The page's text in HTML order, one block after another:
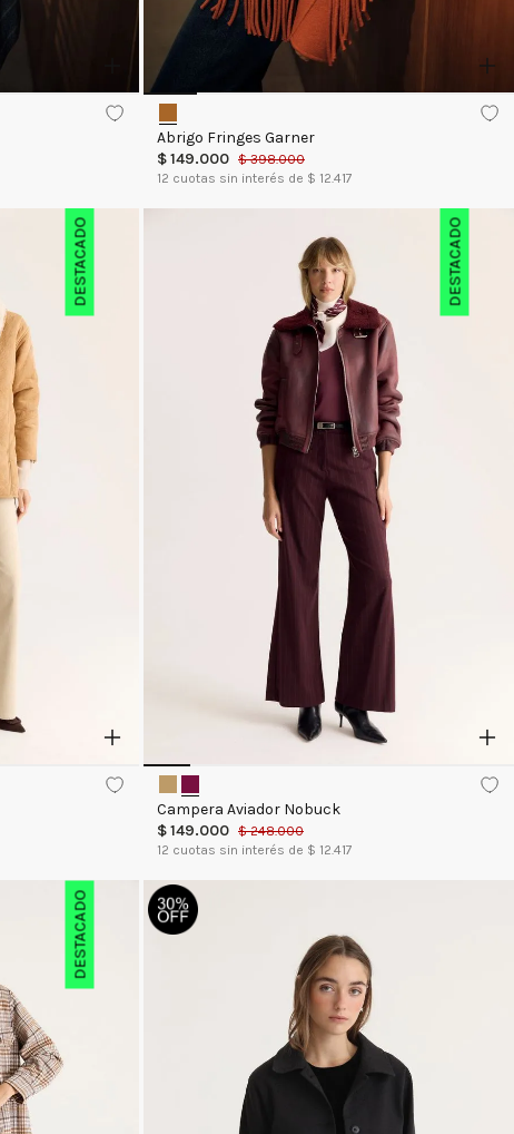
Abrigo Fringes Garner
$149.000 $ 398.000
12 cuotas sin interés de $ 12.417
DESTACADO DESTACADO
Campera Aviador Nobuck
$149.000 $ 248.000
12 cuotas sin interés de $ 12.417
DESTACADO